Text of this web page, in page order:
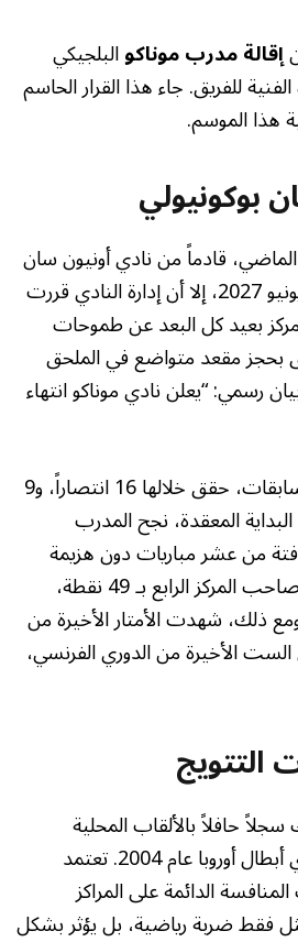
إقالة مدرب موناكوالبلجيكي
للفريق. جاء هذا القرار الحاسم
هذا الموسم.
بوكونيولي
في شهر أكتوبر الماضي، قادماً من نادي أونيون سان
جيلواز البلجيكي، ليخلف النمساوي آدي هوتر. ورغم أنه وقع عقداً يمتد حتى يونيو 2027، إلا أن إدارة النادي قررت
مركز بعيد كل البعد عن طموحات
بحجز مقعد متواضع في الملحق
رسمي: “يعلن نادي موناكو انتهاء
خلال فترة توليه المسؤولية، قاد بوكونيولي الفريق في 38 مباراة بمختلف المسابقات، حقق خلالها 16 انتصاراً، و9
المحلي. ورغم البداية المعقدة، نجح المدرب
من عشر مباريات دون هزيمة
(تضمنت ثمانية انتصارات). هذا التألق المؤقت جعله يعادل رصيد مرسيليا صاحب المركز الرابع بـ 49 نقطة،
ذلك، شهدت الأمتار الأخيرة من
الأخيرة من الدوري الفرنسي،
التتويج
حافلاً بالألقاب المحلية
ومشاركات بارزة على المستوى القاري، أبرزها الوصول التاريخي إلى نهائي دوري أبطال أوروبا عام 2004. تعتمد
الدائمة على المراكز
فقط ضربة رياضية، بل يؤثر بشكل